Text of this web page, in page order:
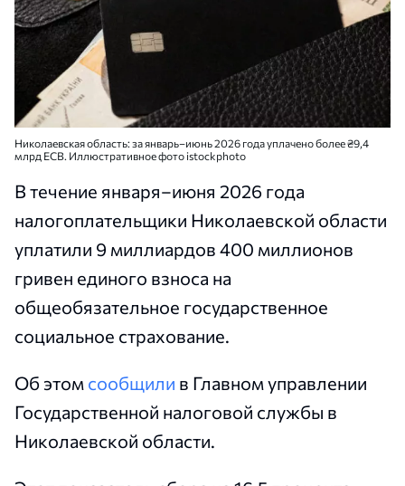
Николаевская область: за январь–июнь 2026 года уплачено более ₴9,4
млрд ЕСВ. Иллюстративное фото istockphoto
В течение января–июня 2026 года
налогоплательщики Николаевской области
уплатили 9 миллиардов 400 миллионов
гривен единого взноса на
общеобязательное государственное
социальное страхование.
Об этом сообщили в Главном управлении
Государственной налоговой службы в
Николаевской области.